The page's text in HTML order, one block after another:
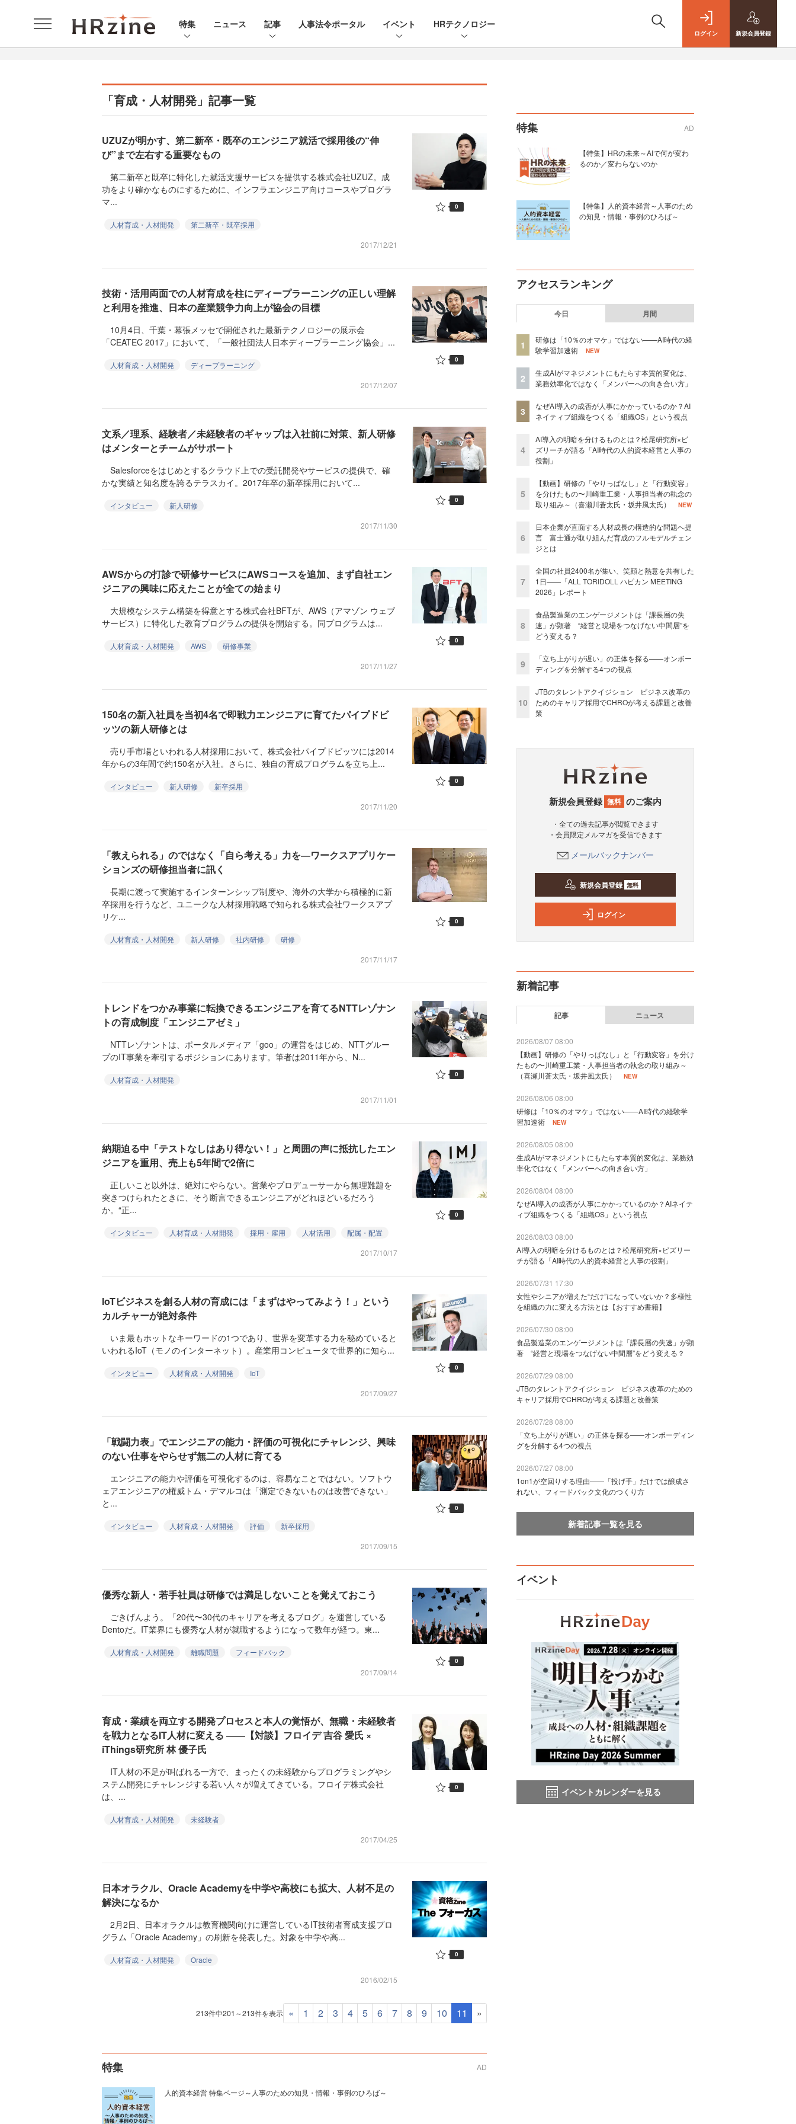
特集 ニュース 記事 人事法令ポータル イベント HRテクノロジー
ログイン 新規会員登録
「育成・人材開発」記事一覧
UZUZが明かす、第二新卒・既卒のエンジニア就活で採用後の“伸
び”まで左右する重要なもの
第二新卒と既卒に特化した就活支援サービスを提供する株式会社UZUZ。成
功をより確かなものにするために、インフラエンジニア向けコースやプログラ
マ...
人材育成・人材開発
第二新卒・既卒採用
2017/12/21
0
技術・活用両面での人材育成を柱にディープラーニングの正しい理解
と利用を推進、日本の産業競争力向上が協会の目標
10月4日、千葉・幕張メッセで開催された最新テクノロジーの展示会
「CEATEC 2017」において、「一般社団法人日本ディープラーニング協会」...
人材育成・人材開発
ディープラーニング
2017/12/07
0
文系／理系、経験者／未経験者のギャップは入社前に対策、新人研修
はメンターとチームがサポート
Salesforceをはじめとするクラウド上での受託開発やサービスの提供で、確
かな実績と知名度を誇るテラスカイ。2017年卒の新卒採用において...
インタビュー
新人研修
2017/11/30
0
AWSからの打診で研修サービスにAWSコースを追加、まず自社エン
ジニアの興味に応えたことが全ての始まり
大規模なシステム構築を得意とする株式会社BFTが、AWS（アマゾン ウェブ
サービス）に特化した教育プログラムの提供を開始する。同プログラムは...
人材育成・人材開発 AWS
研修事業
2017/11/27
0
150名の新入社員を当初4名で即戦力エンジニアに育てたパイプドビ
ッツの新人研修とは
売り手市場といわれる人材採用において、株式会社パイプドビッツには2014
年からの3年間で約150名が入社。さらに、独自の育成プログラムを立ち上...
インタビュー 新人研修
新卒採用
2017/11/20
0
「教えられる」のではなく「自ら考える」力を―ワークスアプリケー
ションズの研修担当者に訊く
長期に渡って実施するインターンシップ制度や、海外の大学から積極的に新
卒採用を行うなど、ユニークな人材採用戦略で知られる株式会社ワークスアプ
リケ...
人材育成・人材開発 新人研修 社内研修
研修
2017/11/17
0
トレンドをつかみ事業に転換できるエンジニアを育てるNTTレゾナン
トの育成制度「エンジニアゼミ」
NTTレゾナントは、ポータルメディア「goo」の運営をはじめ、NTTグルー
プのIT事業を牽引するポジションにあります。筆者は2011年から、N...
人材育成・人材開発
2017/11/01
0
納期迫る中「テストなしはあり得ない！」と周囲の声に抵抗したエン
ジニアを重用、売上も5年間で2倍に
正しいこと以外は、絶対にやらない。営業やプロデューサーから無理難題を
突きつけられたときに、そう断言できるエンジニアがどれほどいるだろう
か。“正...
インタビュー 人材育成・人材開発 採用・雇用 人材活用
配属・配置
2017/10/17
0
IoTビジネスを創る人材の育成には「まずはやってみよう！」という
カルチャーが絶対条件
いま最もホットなキーワードの1つであり、世界を変革する力を秘めていると
いわれるIoT（モノのインターネット）。産業用コンピュータで世界的に知ら...
インタビュー 人材育成・人材開発
IoT
2017/09/27
0
「戦闘力表」でエンジニアの能力・評価の可視化にチャレンジ、興味
のない仕事をやらせず無二の人材に育てる
エンジニアの能力や評価を可視化するのは、容易なことではない。ソフトウ
ェアエンジニアの権威トム・デマルコは「測定できないものは改善できない」
と...
インタビュー 人材育成・人材開発 評価
新卒採用
2017/09/15
0
優秀な新人・若手社員は研修では満足しないことを覚えておこう
ごきげんよう。「20代〜30代のキャリアを考えるブログ」を運営している
Dentoだ。IT業界にも優秀な人材が就職するようになって数年が経つ。東...
人材育成・人材開発 離職問題
フィードバック
2017/09/14
0
育成・業績を両立する開発プロセスと本人の覚悟が、無職・未経験者
を戦力となるIT人材に変える ――【対談】フロイデ 吉谷 愛氏 ×
iThings研究所 林 優子氏
IT人材の不足が叫ばれる一方で、まったくの未経験からプログラミングやシ
ステム開発にチャレンジする若い人々が増えてきている。フロイデ株式会社
は、...
人材育成・人材開発
未経験者
2017/04/25
0
日本オラクル、Oracle Academyを中学や高校にも拡大、人材不足の
解決になるか
2月2日、日本オラクルは教育機関向けに運営しているIT技術者育成支援プロ
グラム「Oracle Academy」の刷新を発表した。対象を中学や高...
人材育成・人材開発
Oracle
2016/02/15
0
213件中201～213件を表示 « 1 2 3 4 5 6 7 8 9 10 11 »
特集 AD
人的資本経営 特集ページ～人事のための知見・情報・事例のひろば～
特集 AD
【特集】HRの未来～AIで何が変わ
るのか／変わらないのか
【特集】人的資本経営～人事のため
の知見・情報・事例のひろば～
アクセスランキング
今日 月間
1
研修は「10％のオマケ」ではない——AI時代の経
験学習加速術
NEW
2
生成AIがマネジメントにもたらす本質的変化は、
業務効率化ではなく「メンバーへの向き合い方」
3
なぜAI導入の成否が人事にかかっているのか？AI
ネイティブ組織をつくる「組織OS」という視点
4
AI導入の明暗を分けるものとは？松尾研究所×ビ
ズリーチが語る「AI時代の人的資本経営と人事の
役割」
5
【動画】研修の「やりっぱなし」と「行動変容」
を分けたもの〜川崎重工業・人事担当者の執念の
取り組み～（喜瀬川蒼太氏・坂井風太氏）
NEW
6
日本企業が直面する人材成長の構造的な問題へ提
言 富士通が取り組んだ育成のフルモデルチェン
ジとは
7
全国の社員2400名が集い、笑顔と熱意を共有した
1日――「ALL TORIDOLL ハピカン MEETING
2026」レポート
8
食品製造業のエンゲージメントは「課長層の失
速」が顕著 “経営と現場をつなげない中間層”を
どう変える？
9
「立ち上がりが遅い」の正体を探る——オンボー
ディングを分解する4つの視点
10
JTBのタレントアクイジション ビジネス改革の
ためのキャリア採用でCHROが考える課題と改善
策
新規会員登録 無料 のご案内
・全ての過去記事が閲覧できます
・会員限定メルマガを受信できます
メールバックナンバー
新規会員登録 無料
ログイン
新着記事
記事 ニュース
2026/08/07 08:00
【動画】研修の「やりっぱなし」と「行動変容」を分け
たもの〜川崎重工業・人事担当者の執念の取り組み～
（喜瀬川蒼太氏・坂井風太氏）
NEW
2026/08/06 08:00
研修は「10％のオマケ」ではない——AI時代の経験学
習加速術
NEW
2026/08/05 08:00
生成AIがマネジメントにもたらす本質的変化は、業務効
率化ではなく「メンバーへの向き合い方」
2026/08/04 08:00
なぜAI導入の成否が人事にかかっているのか？AIネイテ
ィブ組織をつくる「組織OS」という視点
2026/08/03 08:00
AI導入の明暗を分けるものとは？松尾研究所×ビズリー
チが語る「AI時代の人的資本経営と人事の役割」
2026/07/31 17:30
女性やシニアが増えた“だけ”になっていないか？多様性
を組織の力に変える方法とは【おすすめ書籍】
2026/07/30 08:00
食品製造業のエンゲージメントは「課長層の失速」が顕
著 “経営と現場をつなげない中間層”をどう変える？
2026/07/29 08:00
JTBのタレントアクイジション ビジネス改革のための
キャリア採用でCHROが考える課題と改善策
2026/07/28 08:00
「立ち上がりが遅い」の正体を探る——オンボーディン
グを分解する4つの視点
2026/07/27 08:00
1on1が空回りする理由——「投げ手」だけでは醸成さ
れない、フィードバック文化のつくり方
新着記事一覧を見る
イベント
イベントカレンダーを見る